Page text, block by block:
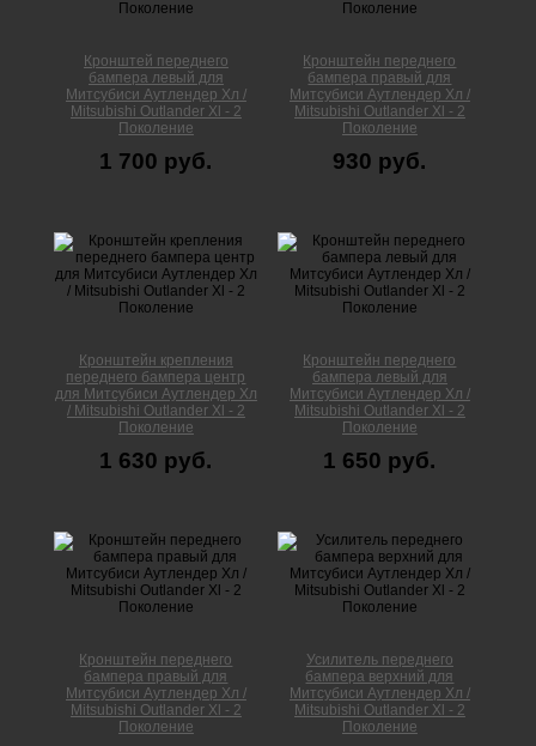
Кронштей переднего
бампера левый для
Митсубиси Аутлендер Xл /
Mitsubishi Outlander Xl - 2
Поколение
1 700 руб.
Кронштейн переднего
бампера правый для
Митсубиси Аутлендер Xл /
Mitsubishi Outlander Xl - 2
Поколение
930 руб.
Кронштейн крепления
переднего бампера центр
для Митсубиси Аутлендер Xл
/ Mitsubishi Outlander Xl - 2
Поколение
1 630 руб.
Кронштейн переднего
бампера левый для
Митсубиси Аутлендер Xл /
Mitsubishi Outlander Xl - 2
Поколение
1 650 руб.
Кронштейн переднего
бампера правый для
Митсубиси Аутлендер Xл /
Mitsubishi Outlander Xl - 2
Поколение
Усилитель переднего
бампера верхний для
Митсубиси Аутлендер Xл /
Mitsubishi Outlander Xl - 2
Поколение